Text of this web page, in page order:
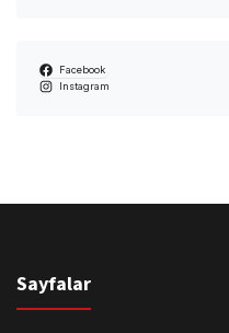
Facebook
Instagram
Sayfalar